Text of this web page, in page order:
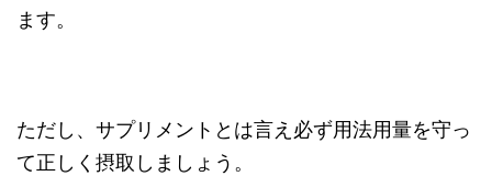
ます。
ただし、サプリメントとは言え必ず用法用量を守っ
て正しく摂取しましょう。